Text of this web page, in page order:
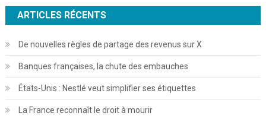
ARTICLES RÉCENTS
De nouvelles règles de partage des revenus sur X
Banques françaises, la chute des embauches
États-Unis : Nestlé veut simplifier ses étiquettes
La France reconnaît le droit à mourir